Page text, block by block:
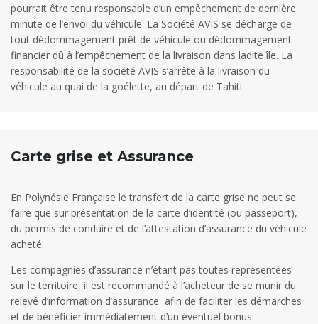
pourrait être tenu responsable d’un empêchement de dernière
minute de l’envoi du véhicule. La Société AVIS se décharge de
tout dédommagement prêt de véhicule ou dédommagement
financier dû à l’empêchement de la livraison dans ladite île. La
responsabilité de la société AVIS s’arrête à la livraison du
véhicule au quai de la goélette, au départ de Tahiti.
Carte grise et Assurance
En Polynésie Française le transfert de la carte grise ne peut se
faire que sur présentation de la carte d’identité (ou passeport),
du permis de conduire et de l’attestation d’assurance du véhicule
acheté.
Les compagnies d’assurance n’étant pas toutes représentées
sur le territoire, il est recommandé à l’acheteur de se munir du
relevé d’information d’assurance afin de faciliter les démarches
et de bénéficier immédiatement d’un éventuel bonus.